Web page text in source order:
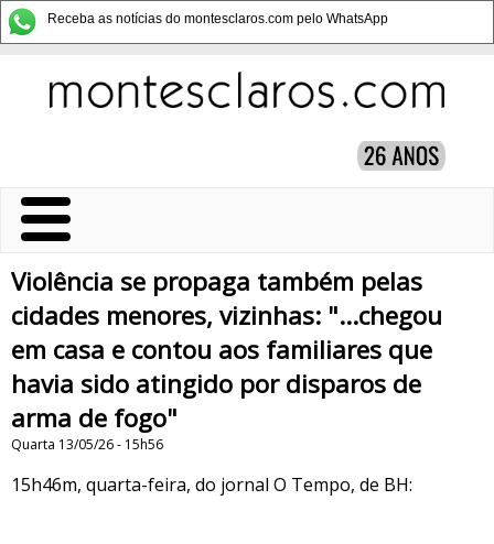
Receba as notícias do montesclaros.com pelo WhatsApp
Violência se propaga também pelas
cidades menores, vizinhas: "...chegou
em casa e contou aos familiares que
havia sido atingido por disparos de
arma de fogo"
Quarta 13/05/26 - 15h56
15h46m, quarta-feira, do jornal O Tempo, de BH: